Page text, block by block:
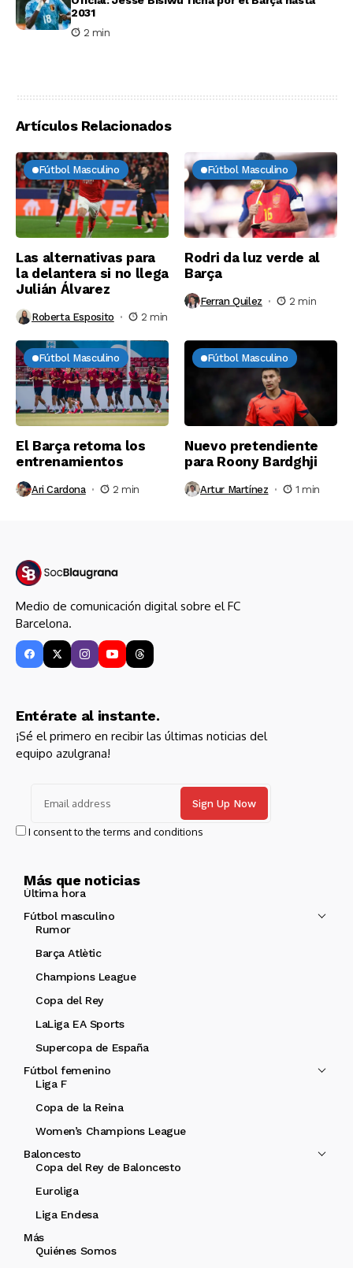
2031
2 min
Artículos Relacionados
Fútbol Masculino
Las alternativas para
la delantera si no llega
Julián Álvarez
Roberta Esposito 2 min
Fútbol Masculino
Rodri da luz verde al
Barça
Ferran Quilez 2 min
Fútbol Masculino
El Barça retoma los
entrenamientos
Ari Cardona 2 min
Fútbol Masculino
Nuevo pretendiente
para Roony Bardghji
Artur Martínez 1 min
Medio de comunicación digital sobre el FC
Barcelona.
Entérate al instante.
¡Sé el primero en recibir las últimas noticias del
equipo azulgrana!
I consent to the terms and conditions
Más que noticias
Última hora
Fútbol masculino
Rumor
Barça Atlètic
Champions League
Copa del Rey
LaLiga EA Sports
Supercopa de España
Fútbol femenino
Liga F
Copa de la Reina
Women’s Champions League
Baloncesto
Copa del Rey de Baloncesto
Euroliga
Liga Endesa
Más
Quiénes Somos